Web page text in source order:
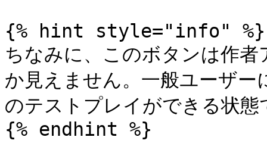
{% hint style="info" %}
ちなみに、このボタンは作
か見えません。一般ユーザ
のテストプレイができる状態
{% endhint %}